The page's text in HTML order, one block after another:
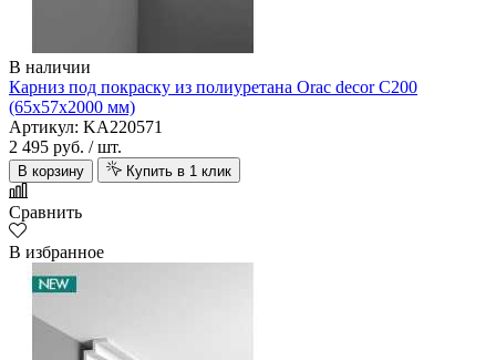
В наличии
Карниз под покраску из полиуретана Orac decor C200
(65х57х2000 мм)
Артикул: KA220571
2 495 руб. / шт.
В корзину Купить в 1 клик
Сравнить
В избранное